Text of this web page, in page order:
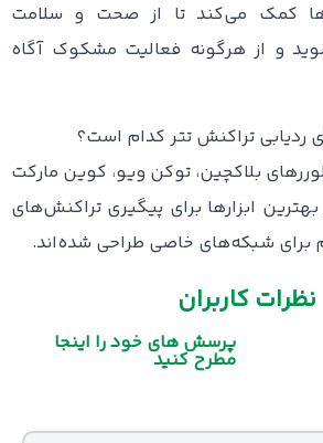
کمک می‌کند تا از صحت و سلامت
و از هرگونه فعالیت مشکوک آگاه
ردیابی تراکنش تتر کدام است؟
بلاکچین، توکن ویو، کوین مارکت
ابزارها برای پیگیری تراکنش‌های
برای شبکه‌های خاصی طراحی شده‌اند.
نظرات کاربران
پرسش های خود را اینجا
مطرح کنید